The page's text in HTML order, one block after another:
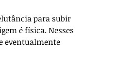
para subir
é física. Nesses
eventualmente